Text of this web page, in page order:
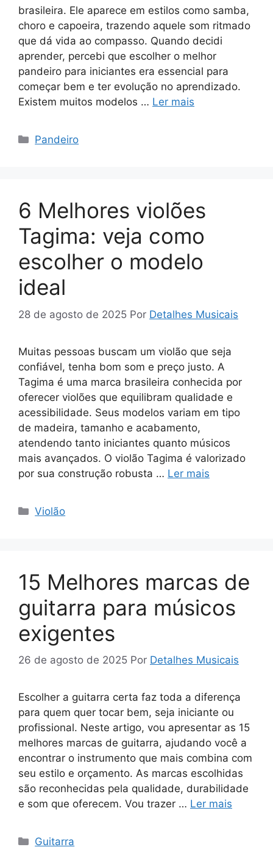
brasileira. Ele aparece em estilos como samba,
choro e capoeira, trazendo aquele som ritmado
que dá vida ao compasso. Quando decidi
aprender, percebi que escolher o melhor
pandeiro para iniciantes era essencial para
começar bem e ter evolução no aprendizado.
Existem muitos modelos … Ler mais
Categorias
Pandeiro
6 Melhores violões
Tagima: veja como
escolher o modelo
ideal
28 de agosto de 2025 Por Detalhes Musicais
Muitas pessoas buscam um violão que seja
confiável, tenha bom som e preço justo. A
Tagima é uma marca brasileira conhecida por
oferecer violões que equilibram qualidade e
acessibilidade. Seus modelos variam em tipo
de madeira, tamanho e acabamento,
atendendo tanto iniciantes quanto músicos
mais avançados. O violão Tagima é valorizado
por sua construção robusta … Ler mais
Categorias
Violão
15 Melhores marcas de
guitarra para músicos
exigentes
26 de agosto de 2025 Por Detalhes Musicais
Escolher a guitarra certa faz toda a diferença
para quem quer tocar bem, seja iniciante ou
profissional. Neste artigo, vou apresentar as 15
melhores marcas de guitarra, ajudando você a
encontrar o instrumento que mais combina com
seu estilo e orçamento. As marcas escolhidas
são reconhecidas pela qualidade, durabilidade
e som que oferecem. Vou trazer … Ler mais
Categorias
Guitarra